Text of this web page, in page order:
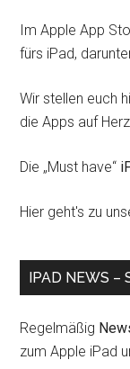
Im Apple App
fürs iPad,
Wir stellen euch
die Apps auf
Die „Must have“
Hier geht's zu
IPAD NEWS –
Regelmäßig
zum Apple iPad